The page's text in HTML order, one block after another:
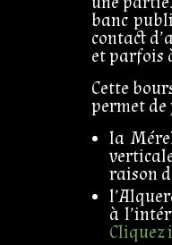
banc
contact
et parfois
Cette
permet de
la
raison
à
Cliquez